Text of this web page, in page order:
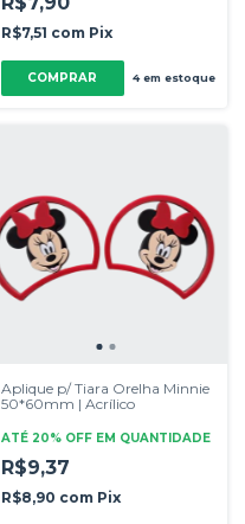
R$7,51 com Pix
COMPRAR 4em estoque
Aplique p/ Tiara Orelha Minnie
50*60mm | Acrílico
ATÉ 20% OFF EM QUANTIDADE
R$9,37
R$8,90 com Pix